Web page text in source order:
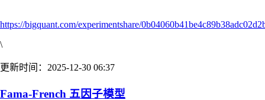
https://bigquant.com/experimentshare/
\
更新时间：2025-12-30 06:37
Fama-French 五因子模型